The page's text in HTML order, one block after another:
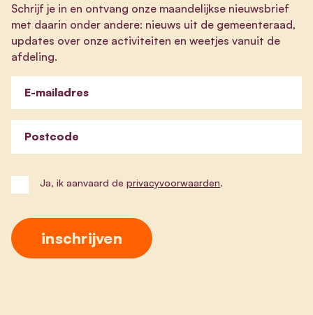
Schrijf je in en ontvang onze maandelijkse nieuwsbrief
met daarin onder andere: nieuws uit de gemeenteraad,
updates over onze activiteiten en weetjes vanuit de
afdeling.
E-mailadres
Postcode
Ja, ik aanvaard de privacyvoorwaarden.